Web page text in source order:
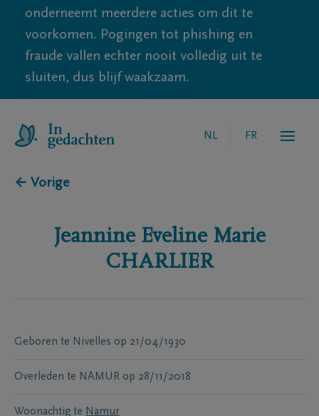
onderneemt meerdere acties om dit te
voorkomen. Pogingen tot phishing en
fraude vallen echter nooit volledig uit te
sluiten, dus blijf waakzaam.
NL FR
← Vorige
Jeannine Eveline Marie
CHARLIER
Geboren te Nivelles op 21/04/1930
Overleden te NAMUR op 28/11/2018
Woonachtig te Namur